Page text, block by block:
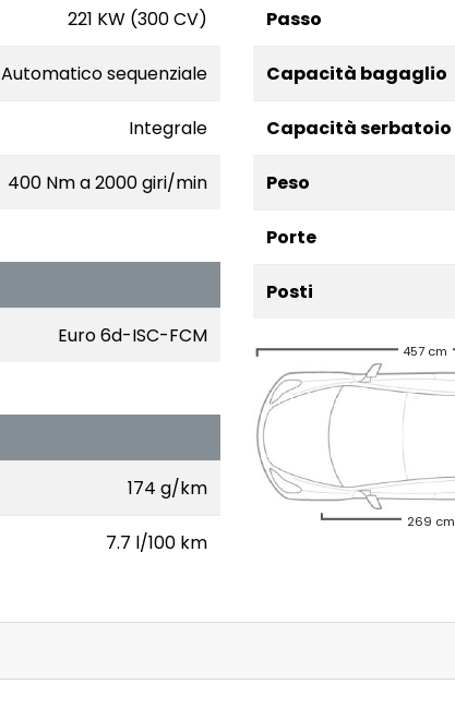
221 KW (300 CV)
Automatico sequenziale
Integrale
400 Nm a 2000 giri/min
Euro 6d-ISC-FCM
174 g/km
7.7 l/100 km
Passo
Capacità bagaglio
Capacità serbatoio
Peso
Porte
Posti
457 cm
269 cm